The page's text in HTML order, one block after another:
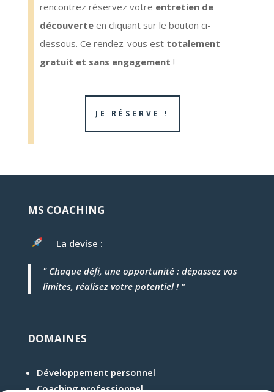
rencontrez réservez votre entretien de
découverteen cliquant sur le bouton ci-
dessous. Ce rendez-vous est totalement
gratuit et sans engagement !
JE RÉSERVE !
MS COACHING
La devise :
" Chaque défi, une opportunité : dépassez vos
limites, réalisez votre potentiel ! "
DOMAINES
Développement personnel
Coaching professionnel